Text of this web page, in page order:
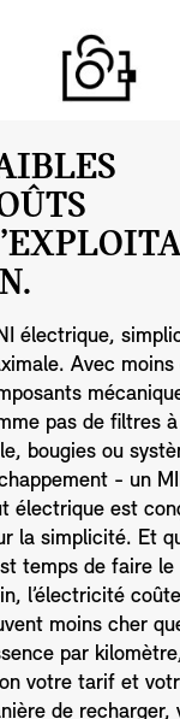
électrique,
Avec moins
pas de filtres à
bougies ou
- un
électrique est
la simplicité. Et
temps de faire le
l’électricité coûte
moins cher
par
votre tarif et
de recharger,